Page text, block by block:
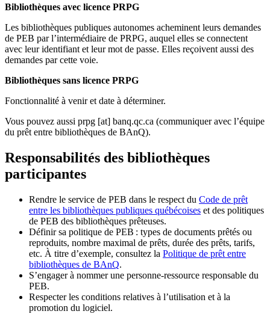
Bibliothèques avec licence PRPG
Les bibliothèques publiques autonomes acheminent leurs demandes
de PEB par l’intermédiaire de PRPG, auquel elles se connectent
avec leur identifiant et leur mot de passe. Elles reçoivent aussi des
demandes par cette voie.
Bibliothèques sans licence PRPG
Fonctionnalité à venir et date à déterminer.
Vous pouvez aussi prpg [at] banq.qc.ca (communiquer avec l’équipe
du prêt entre bibliothèques de BAnQ).
Responsabilités des bibliothèques
participantes
Rendre le service de PEB dans le respect du Code de prêt
entre les bibliothèques publiques québécoises et des politiques
de PEB des bibliothèques prêteuses.
Définir sa politique de PEB : types de documents prêtés ou
reproduits, nombre maximal de prêts, durée des prêts, tarifs,
etc. À titre d’exemple, consultez la Politique de prêt entre
bibliothèques de BAnQ.
S’engager à nommer une personne-ressource responsable du
PEB.
Respecter les conditions relatives à l’utilisation et à la
promotion du logiciel.